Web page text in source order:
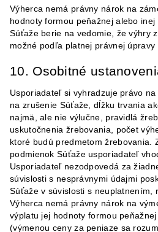
Výherca nemá právny nárok na
hodnoty formou peňažnej alebo
Súťaže berie na vedomie, že výhry
možné podľa platnej právnej úpravy
10. Osobitné
Usporiadateľ si vyhradzuje právo
na zrušenie Súťaže, dĺžku trvania
najmä, ale nie výlučne, pravidlá
uskutočnenia žrebovania, počet
ktoré budú predmetom žrebovania.
podmienok Súťaže usporiadateľ
Usporiadateľ nezodpovedá za
súvislosti s nesprávnymi údajmi
Súťaže v súvislosti s neuplatnením,
Výherca nemá právny nárok na
výplatu jej hodnoty formou
(výmenou ceny za peniaze sa